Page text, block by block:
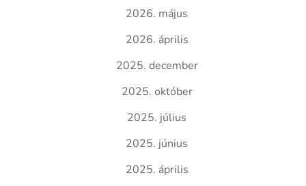
2026. május
2026. április
2025. december
2025. október
2025. július
2025. június
2025. április